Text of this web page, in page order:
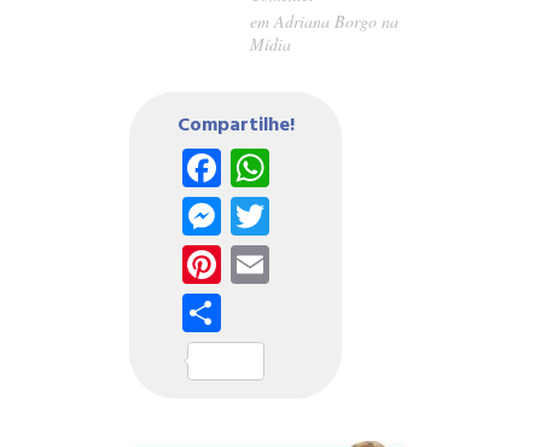
em Adriana Borgo na
Mídia
Compartilhe!
Facebook
WhatsApp
Messenger
Twitter
Pinterest
Email
Share